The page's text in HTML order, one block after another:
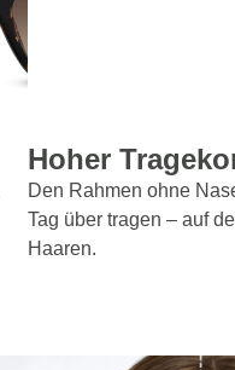
Hoher
Den Rahmen ohne
Tag über tragen – auf
Haaren.